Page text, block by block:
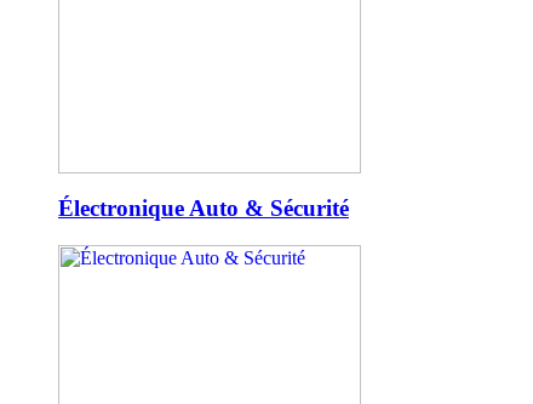
Électronique Auto & Sécurité